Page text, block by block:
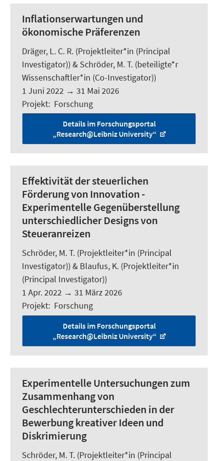
Inflationserwartungen und
ökonomische Präferenzen
Dräger, L. C. R. (Projektleiter*in (Principal
Investigator)) & Schröder, M. T. (beteiligte*r
Wissenschaftler*in (Co-Investigator))
1 Juni 2022 → 31 Mai 2026
Projekt: Forschung
Details im Forschungsportal
„Research@Leibniz University“
Effektivität der steuerlichen
Förderung von Innovation -
Experimentelle Gegenüberstellung
unterschiedlicher Designs von
Steueranreizen
Schröder, M. T. (Projektleiter*in (Principal
Investigator)) & Blaufus, K. (Projektleiter*in
(Principal Investigator))
1 Apr. 2022 → 31 März 2026
Projekt: Forschung
Details im Forschungsportal
„Research@Leibniz University“
Experimentelle Untersuchungen zum
Zusammenhang von
Geschlechterunterschieden in der
Bewerbung kreativer Ideen und
Diskrimierung
Schröder, M. T. (Projektleiter*in (Principal